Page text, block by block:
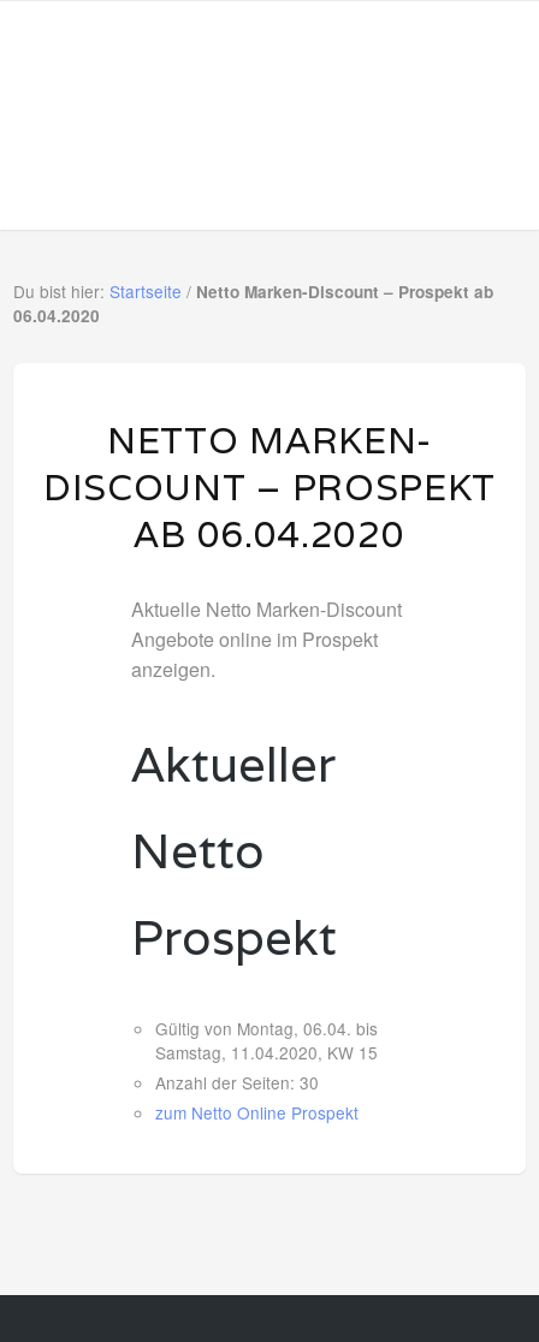
Du bist hier:Startseite / Netto Marken-Discount – Prospekt ab
06.04.2020
NETTO MARKEN-
DISCOUNT – PROSPEKT
AB 06.04.2020
Aktuelle Netto Marken-Discount
Angebote online im Prospekt
anzeigen.
Aktueller
Netto
Prospekt
Gültig von Montag, 06.04. bis
Samstag, 11.04.2020, KW 15
Anzahl der Seiten: 30
zum Netto Online Prospekt